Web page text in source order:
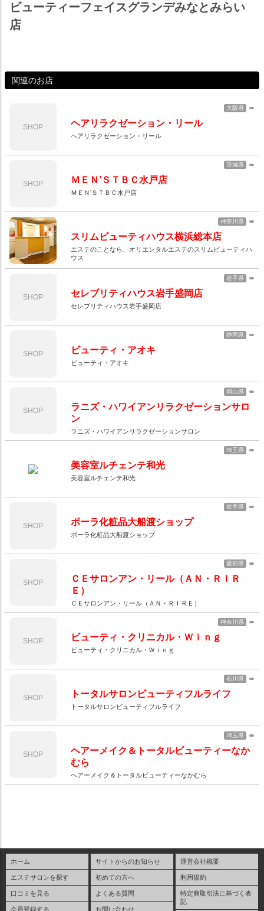
ビューティーフェイスグランデみなとみらい
店
関連のお店
SHOP
大阪府
ヘアリラクゼーション・リール
ヘアリラクゼーション・リール
SHOP
茨城県
ＭＥＮ’ＳＴＢＣ水戸店
ＭＥＮ’ＳＴＢＣ水戸店
神奈川県
スリムビューティハウス横浜総本店
エステのことなら、オリエンタルエステのスリムビューティハ
ウス
SHOP
岩手県
セレブリティハウス岩手盛岡店
セレブリティハウス岩手盛岡店
SHOP
静岡県
ビューティ・アオキ
ビューティ・アオキ
SHOP
岡山県
ラニズ・ハワイアンリラクゼーションサロ
ン
ラニズ・ハワイアンリラクゼーションサロン
埼玉県
美容室ルチェンテ和光
美容室ルチェンテ和光
SHOP
岩手県
ポーラ化粧品大船渡ショップ
ポーラ化粧品大船渡ショップ
SHOP
愛知県
ＣＥサロンアン・リール（ＡＮ・ＲＩＲ
Ｅ）
ＣＥサロンアン・リール（ＡＮ・ＲＩＲＥ）
SHOP
神奈川県
ビューティ・クリニカル・Ｗｉｎｇ
ビューティ・クリニカル・Ｗｉｎｇ
SHOP
石川県
トータルサロンビューティフルライフ
トータルサロンビューティフルライフ
SHOP
埼玉県
ヘアーメイク＆トータルビューティーなか
むら
ヘアーメイク＆トータルビューティーなかむら
ホーム
エステサロンを探す
口コミを見る
会員登録する
サイトからのお知らせ
初めての方へ
よくある質問
お問い合わせ
運営会社概要
利用規約
特定商取引法に基づく表
記